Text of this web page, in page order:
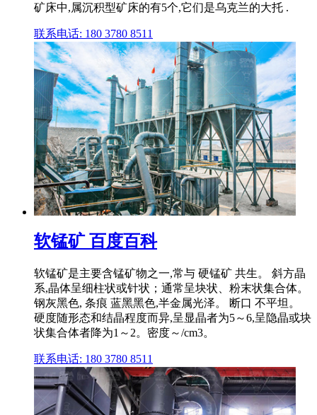
矿床中,属沉积型矿床的有5个,它们是乌克兰的大托 .
联系电话: 180 3780 8511
软锰矿 百度百科
软锰矿是主要含锰矿物之一,常与 硬锰矿 共生。 斜方晶
系,晶体呈细柱状或针状；通常呈块状、粉末状集合体。
钢灰黑色, 条痕 蓝黑黑色,半金属光泽。 断口 不平坦。
硬度随形态和结晶程度而异,呈显晶者为5～6,呈隐晶或块
状集合体者降为1～2。密度～/cm3。
联系电话: 180 3780 8511